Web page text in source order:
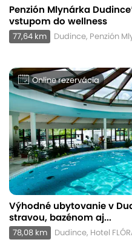
Penzión Mlynárka
vstupom do wellness
77,64 km Dudince, Penzión
Online rezervácia
Výhodné ubytovanie v
stravou, bazénom aj...
78,08 km Dudince, Hotel